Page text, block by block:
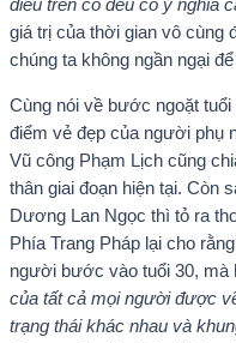
điều trên có đều có ý nghĩa
giá trị của thời gian vô cùng
chúng ta không ngần ngại
Cùng nói về bước ngoặt
điểm vẻ đẹp của người phụ
Vũ công Phạm Lịch cũng
thân giai đoạn hiện tại. Còn
Dương Lan Ngọc thì tỏ ra
Phía Trang Pháp lại cho
người bước vào tuổi 30, mà
của tất cả mọi người được
trạng thái khác nhau và